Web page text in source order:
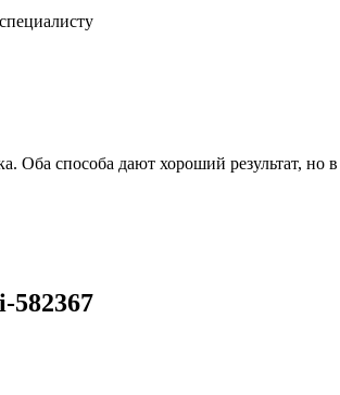
Оба способа дают хороший результат, но
582367